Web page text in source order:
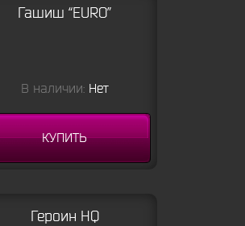
Гашиш “EURO”
В наличии: Нет
КУПИТЬ
Героин HQ